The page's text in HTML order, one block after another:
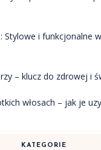
Stylowe i funkcjonalne
– klucz do zdrowej i
włosach – jak je
KATEGORIE